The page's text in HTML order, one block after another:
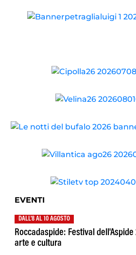
EVENTI
DALL'8 AL 10 AGOSTO
Roccadaspide: Festival
arte e cultura